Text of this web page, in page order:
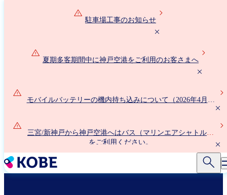
駐車場工事のお知らせ
夏期多客期間中に神戸空港をご利用のお客さまへ
モバイルバッテリーの機内持ち込みについて（2026年4月24
三宮/新神戸から神戸空港へはバス（マリンエアシャトル）
をご利用ください。